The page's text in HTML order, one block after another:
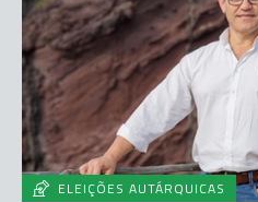
ELEIÇÕES AUTÁRQUICAS